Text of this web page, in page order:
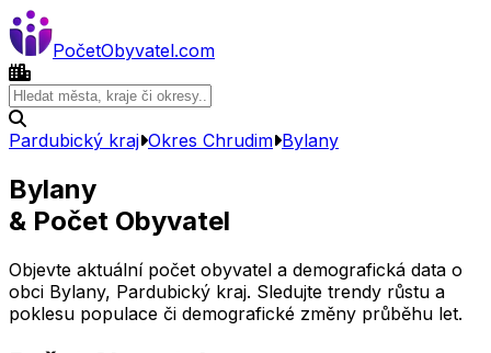
PočetObyvatel.com
Pardubický kraj Okres Chrudim Bylany
Bylany
& Počet Obyvatel
Objevte aktuální počet obyvatel a demografická data o
obci Bylany, Pardubický kraj. Sledujte trendy růstu a
poklesu populace či demografické změny průběhu let.